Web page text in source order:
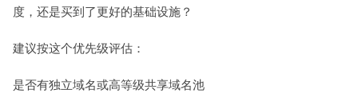
度，还是买到了更好的基础设施？
建议按这个优先级评估：
是否有独立域名或高等级共享域名池